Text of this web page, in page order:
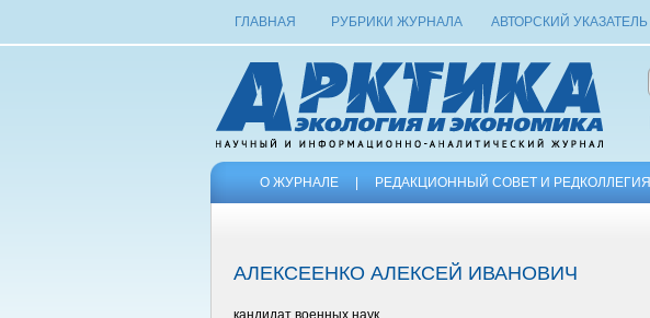
ГЛАВНАЯ РУБРИКИ ЖУРНАЛА АВТОРСКИЙ УКАЗАТЕЛЬ
О ЖУРНАЛЕ РЕДАКЦИОННЫЙ СОВЕТ И РЕДКОЛЛЕГИЯ
АЛЕКСЕЕНКО АЛЕКСЕЙ ИВАНОВИЧ
кандидат военных наук